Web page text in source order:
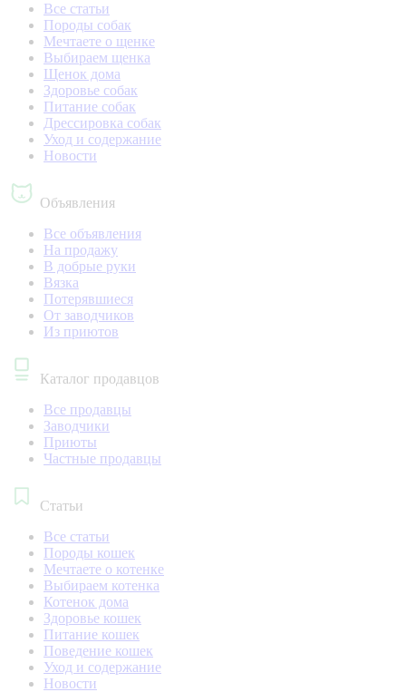
Все статьи
Породы собак
Мечтаете о щенке
Выбираем щенка
Щенок дома
Здоровье собак
Питание собак
Дрессировка собак
Уход и содержание
Новости
Объявления
Все объявления
На продажу
В добрые руки
Вязка
Потерявшиеся
От заводчиков
Из приютов
Каталог продавцов
Все продавцы
Заводчики
Приюты
Частные продавцы
Статьи
Все статьи
Породы кошек
Мечтаете о котенке
Выбираем котенка
Котенок дома
Здоровье кошек
Питание кошек
Поведение кошек
Уход и содержание
Новости